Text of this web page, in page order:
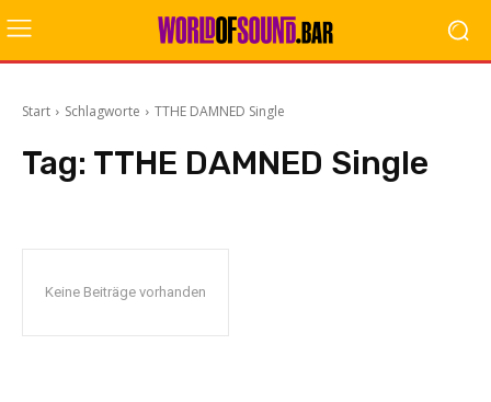
Start Schlagworte TTHE DAMNED Single
Tag: TTHE DAMNED Single
Keine Beiträge vorhanden